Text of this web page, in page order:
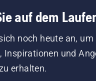
auf dem
noch heute an, um
Inspirationen und
erhalten.